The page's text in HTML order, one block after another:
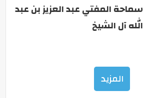
سماحة المفتي عبد العزيز بن عبد
الله آل الشيخ
المزيد